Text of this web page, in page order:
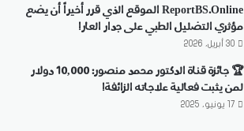
ReportBS.Online الموقع الذي قرر أخيراً أن يضع
مؤثري التضليل الطبي على جدار العار!
30 أبريل، 2026
🏆 جائزة قناة الدكتور محمد منصور: 10,000 دولار
لمن يثبت فعالية علاجاته الزائفة!
17 يونيو، 2025